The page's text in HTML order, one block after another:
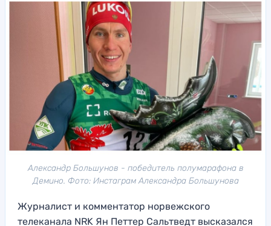
Александр Большунов - победитель полумарафона в
Демино. Фото: Инстаграм Александра Большунова
Журналист и комментатор норвежского
телеканала NRK Ян Петтер Сальтведт высказался